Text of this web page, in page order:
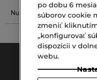
Nuxe Olej
Púder Od
Estée Lauder
po dobu 6
súborov cookie
zmeniť
„konfigurovať
dispozícii v
webu.